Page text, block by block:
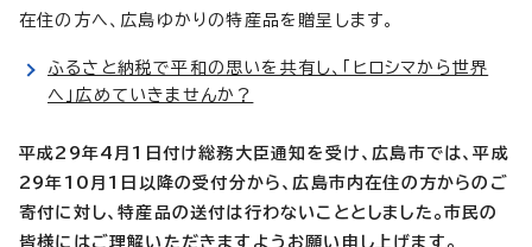
在住の方へ、広島ゆかりの特産品を贈呈します。
ふるさと納税で平和の思いを共有し、「ヒロシマから世界
へ」広めていきませんか？
平成29年4月1日付け総務大臣通知を受け、広島市では、平成
29年10月1日以降の受付分から、広島市内在住の方からのご
寄付に対し、特産品の送付は行わないこととしました。市民の
皆様にはご理解いただきますようお願い申し上げます。